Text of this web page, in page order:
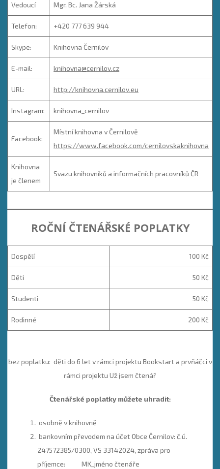
Vedoucí Mgr. Bc. Jana Žárská
Telefon: +420 777 639 944
Skype: Knihovna Černilov
E-mail: knihovna@cernilov.cz
URL: http://knihovna.cernilov.eu
Instagram: knihovna_cernilov
Facebook:
Místní knihovna v Černilově
https://www.facebook.com/cernilovskaknihovna
Knihovna
je členem
Svazu knihovníků a informačních pracovníků ČR
ROČNÍ ČTENÁŘSKÉ POPLATKY
Dospělí 100 Kč
Děti 50 Kč
Studenti 50 Kč
Rodinné 200 Kč
bez poplatku: děti do 6 let v rámci projektu Bookstart a prvňáčci v
rámci projektu Už jsem čtenář
Čtenářské poplatky můžete uhradit:
osobně v knihovně
bankovním převodem na účet Obce Černilov: č.ú.
247572385/0300, VS 33142024, zpráva pro
příjemce: MK_jméno čtenáře